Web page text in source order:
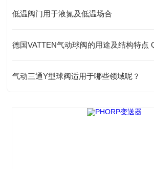
低温阀门用于液氮及低温场合
德国VATTEN气动球阀的用途及结构特点
气动三通Y型球阀适用于哪些领域呢？